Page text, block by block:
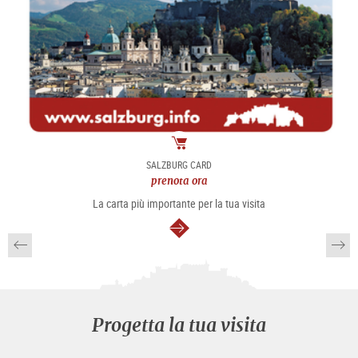
Pacchetto
SALZBURG CARD
prenota ora
La carta più importante per la tua visita
segue
Progetta la tua visita